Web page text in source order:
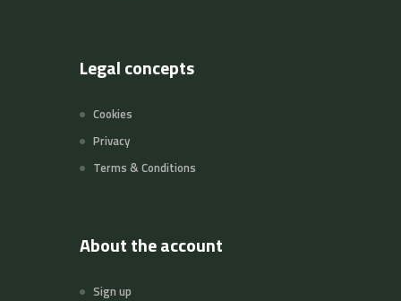
Legal concepts
Cookies
Privacy
Terms & Conditions
About the account
Sign up